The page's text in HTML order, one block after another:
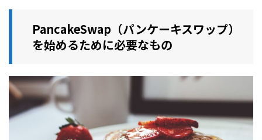
PancakeSwap（パンケーキスワップ）
を始めるために必要なもの